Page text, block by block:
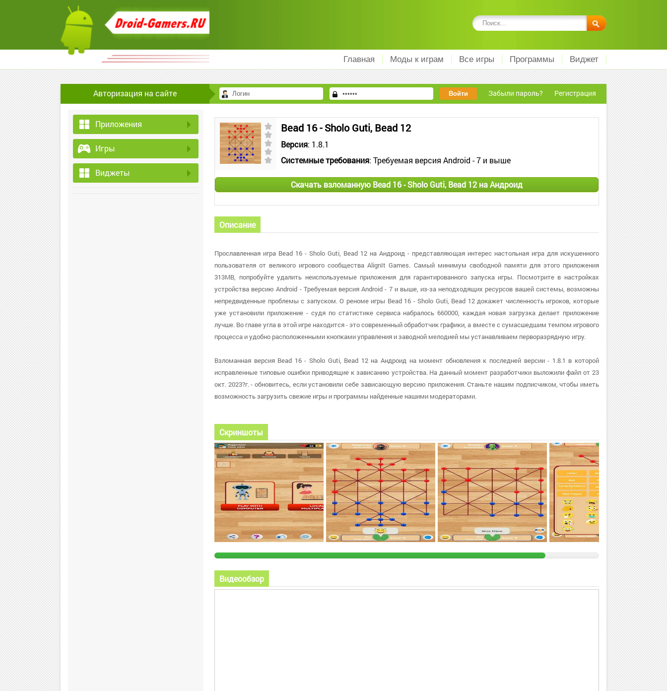
Главная Моды к играм Все игры Программы Виджет
Авторизация на сайте Забыли пароль? Регистрация
Приложения
Игры
Виджеты
Bead 16 - Sholo Guti, Bead 12
Версия: 1.8.1
Системные требования: Требуемая версия Android - 7 и выше
Скачать взломанную Bead 16 - Sholo Guti, Bead 12 на Андроид
Описание
Прославленная игра Bead 16 - Sholo Guti, Bead 12 на Андроид - представляющая интерес настольная игра для искушенного
пользователя от великого игрового сообщества AlignIt Games. Самый минимум свободной памяти для этого приложения
313MB, попробуйте удалить неиспользуемые приложения для гарантированного запуска игры. Посмотрите в настройках
устройства версию Android - Требуемая версия Android - 7 и выше, из-за неподходящих ресурсов вашей системы, возможны
непредвиденные проблемы с запуском. О реноме игры Bead 16 - Sholo Guti, Bead 12 докажет численность игроков, которые
уже установили приложение - судя по статистике сервиса набралось 660000, каждая новая загрузка делает приложение
лучше. Во главе угла в этой игре находится - это современный обработчик графики, а вместе с сумасшедшим темпом игрового
процесса и удобно расположенными кнопками управления и заводной мелодией мы устанавливаем перворазрядную игру.
Взломанная версия Bead 16 - Sholo Guti, Bead 12 на Андроид на момент обновления к последней версии - 1.8.1 в которой
исправленные типовые ошибки приводящие к зависанию устройства. На данный момент разработчики выложили файл от 23
окт. 2023?г. - обновитесь, если установили себе зависающую версию приложения. Станьте нашим подписчиком, чтобы иметь
возможность загрузить свежие игры и программы найденные нашими модераторами.
Скриншоты
Видеообзор